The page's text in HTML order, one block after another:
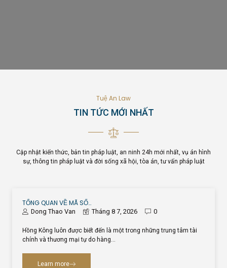
Tuệ An Law
TIN TỨC MỚI NHẤT
Cập nhật kiến thức, bản tin pháp luật, an ninh 24h mới nhất, vụ án hình
sự, thông tin pháp luật và đời sống xã hội, tòa án, tư vấn pháp luật
TỔNG QUAN VỀ MÃ SỐ…
Dong Thao Van Tháng 8 7, 2026 0
Hồng Kông luôn được biết đến là một trong những trung tâm tài
chính và thương mại tự do hàng…
Learn more